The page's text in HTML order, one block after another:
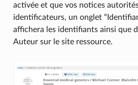
activée et que vos notices
identificateurs, un onglet
affichera les identifiants ainsi que
Auteur sur le site ressource.